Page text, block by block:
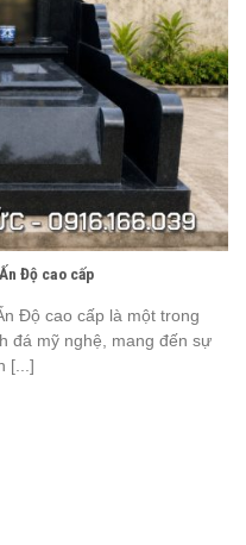
Độ cao cấp
Độ cao cấp là một trong
đá mỹ nghệ, mang đến sự
[...]